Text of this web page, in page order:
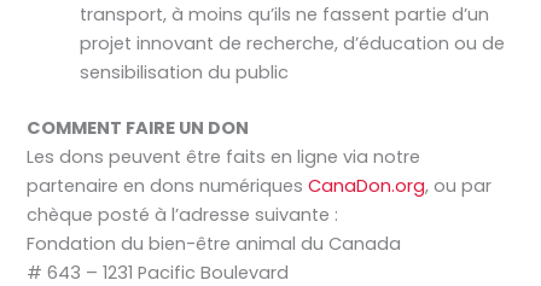
transport, à moins qu’ils ne fassent partie d’un
projet innovant de recherche, d’éducation ou de
sensibilisation du public
COMMENT FAIRE UN DON
Les dons peuvent être faits en ligne via notre
partenaire en dons numériquesCanaDon.org, ou par
chèque posté à l’adresse suivante :
Fondation du bien-être animal du Canada
# 643 – 1231 Pacific Boulevard